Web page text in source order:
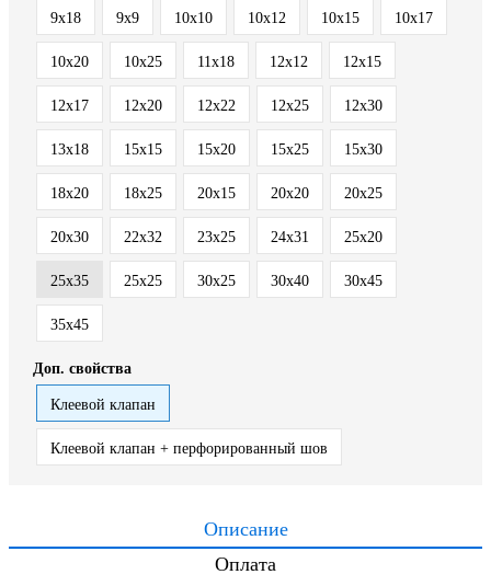
9x18 9x9 10x10 10x12 10x15 10x17
10x20 10x25 11x18 12x12 12x15
12x17 12x20 12x22 12x25 12x30
13x18 15x15 15x20 15x25 15x30
18x20 18x25 20x15 20x20 20x25
20x30 22x32 23x25 24x31 25x20
25x35 25х25 30x25 30x40 30x45
35x45
Доп. свойства
Клеевой клапан
Клеевой клапан + перфорированный шов
Описание
Оплата